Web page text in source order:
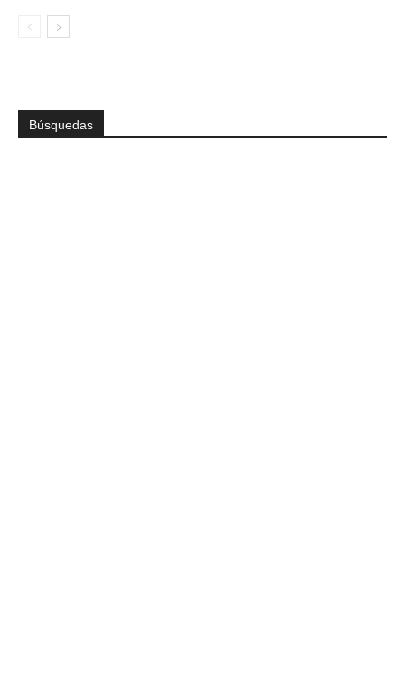
Búsquedas